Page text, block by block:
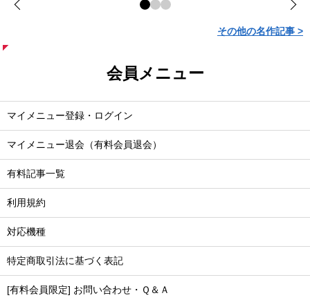
その他の名作記事 >
会員メニュー
マイメニュー登録・ログイン
マイメニュー退会（有料会員退会）
有料記事一覧
利用規約
対応機種
特定商取引法に基づく表記
[有料会員限定] お問い合わせ・Ｑ＆Ａ